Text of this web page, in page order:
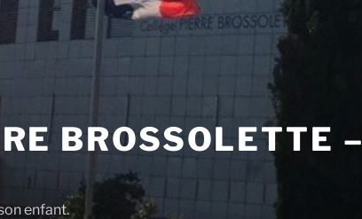
BROSSOLETTE –
enfant.